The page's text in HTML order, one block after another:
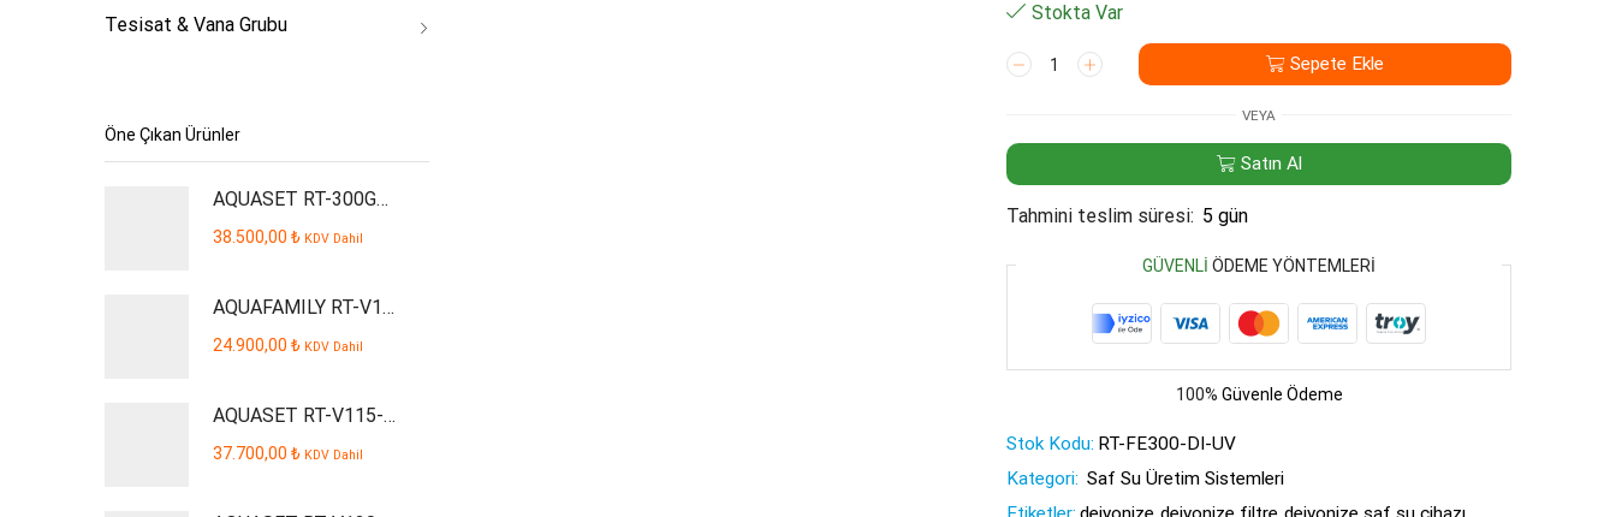
Stokta Var
AQUASET
RT-
UV
Deiyonize
Su
Sepete Ekle
VEYA
Satın Al
Tahmini teslim süresi: 5 gün
GÜVENLI ÖDEME YÖNTEMLERI
100% Güvenle Ödeme
Stok Kodu: RT-FE300-DI-UV
Kategori: Saf Su Üretim Sistemleri
Tesisat & Vana Grubu
Öne Çıkan Ürünler
AQUASET RT-300GPD Plus İşyeri Tipi Su Arıtma Cihazı
38.500,00 ₺ KDV Dahil
AQUAFAMILY RT-V109-P Smart Dijital Kabinli Pompalı Su Arıtma Cihazı
24.900,00 ₺ KDV Dahil
AQUASET RT-V115-P Smart Dijital Kabinli Pompalı Su Arıtma Cihazı
37.700,00 ₺ KDV Dahil